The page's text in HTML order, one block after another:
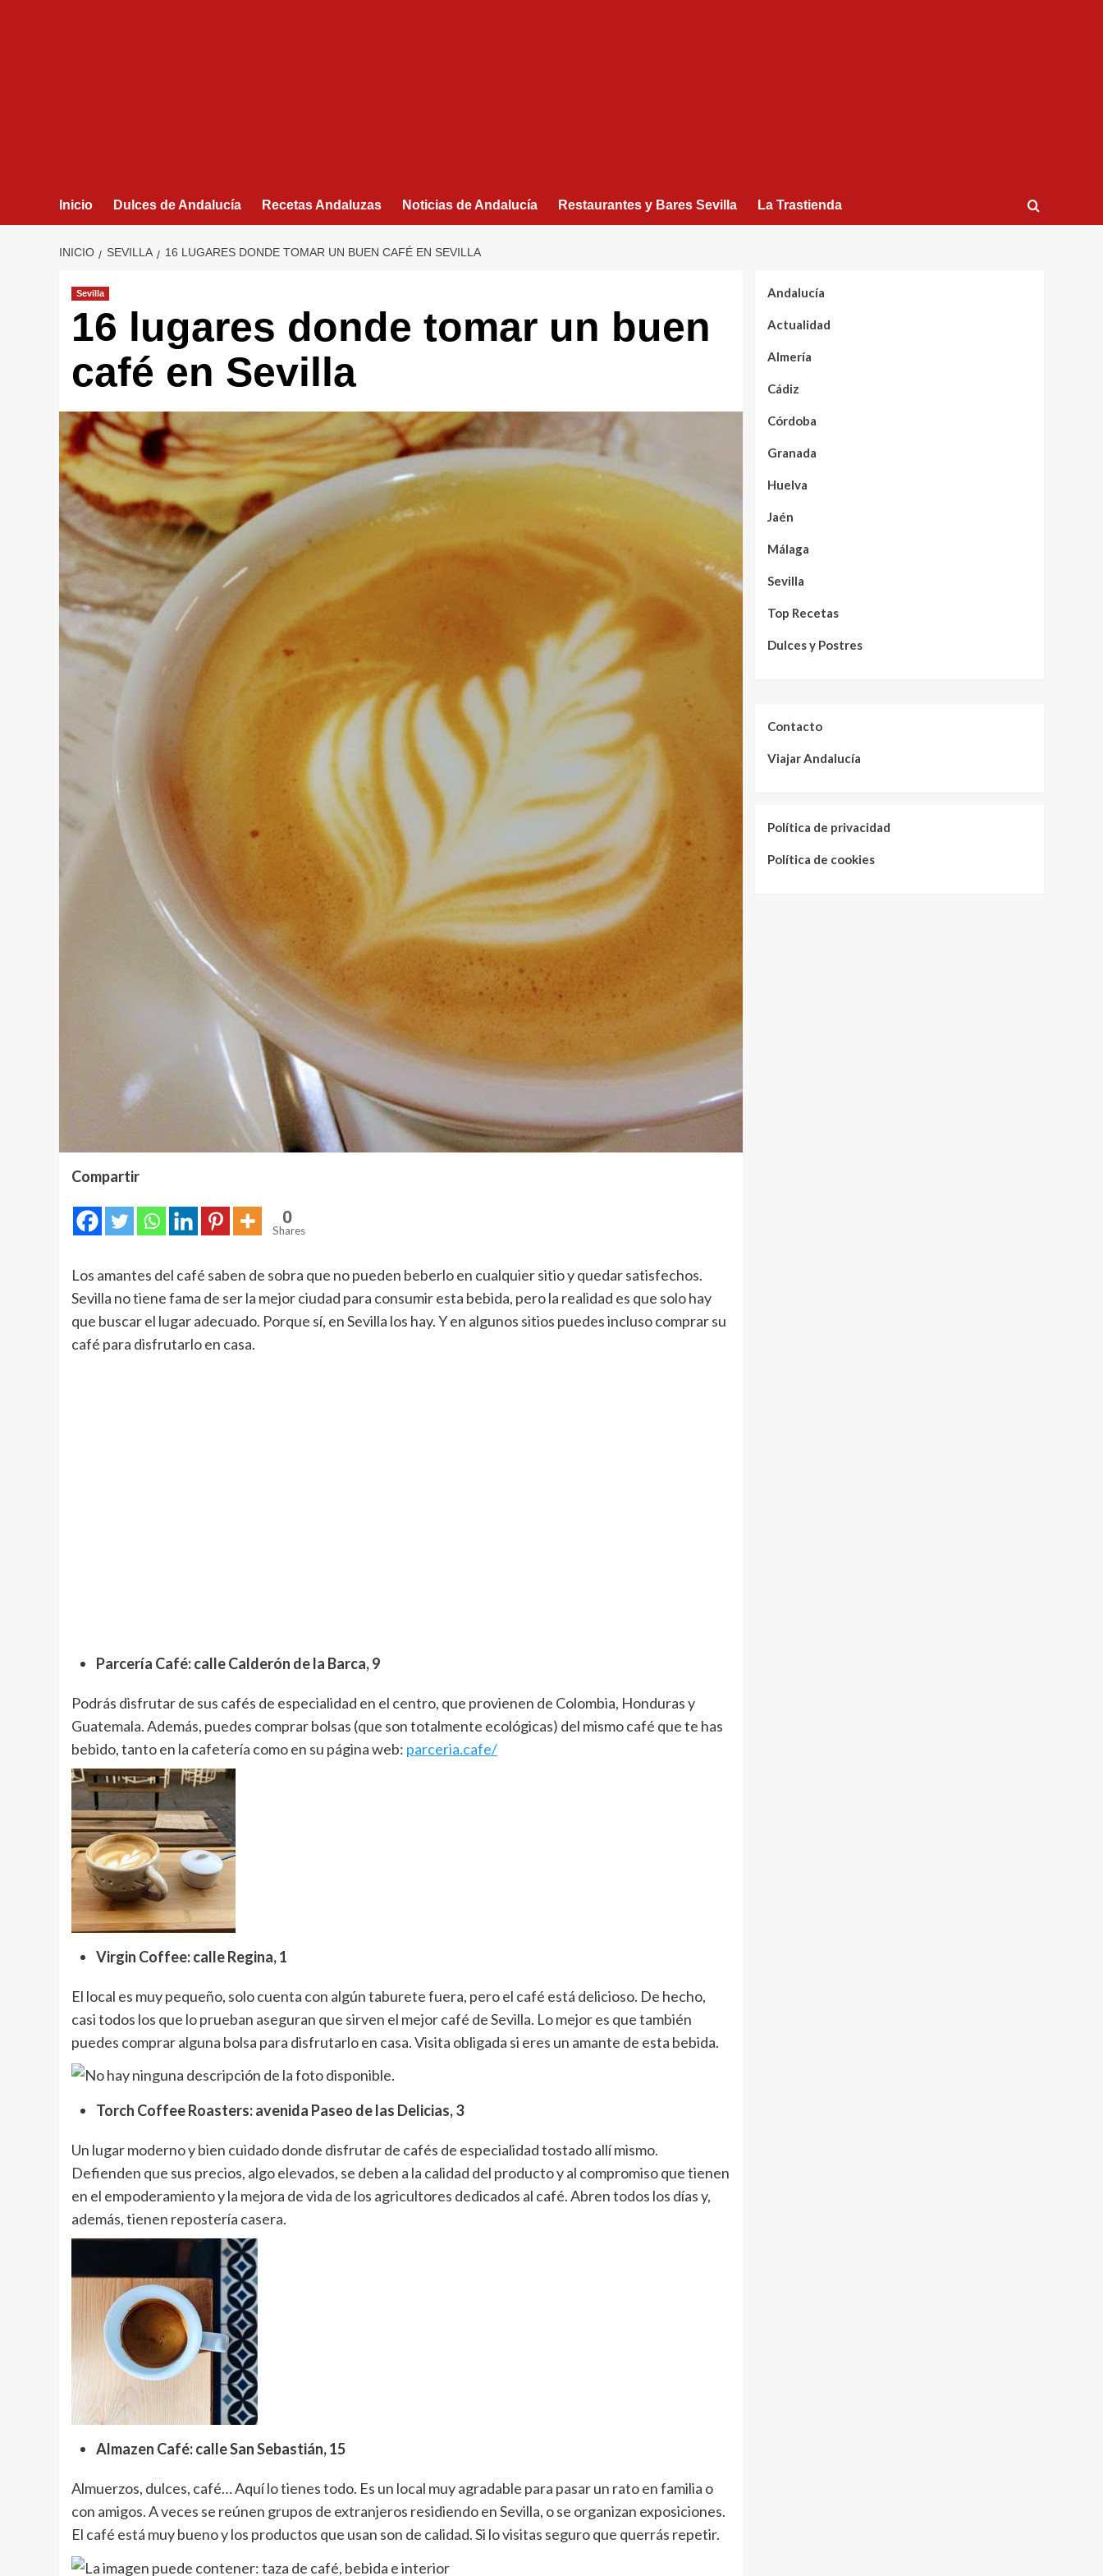
Inicio Dulces de Andalucía Recetas Andaluzas Noticias de Andalucía Restaurantes y Bares Sevilla La Trastienda
INICIO SEVILLA 16 LUGARES DONDE TOMAR UN BUEN CAFÉ EN SEVILLA
Sevilla
16 lugares donde tomar un buen
café en Sevilla
Compartir
0
Shares
Los amantes del café saben de sobra que no pueden beberlo en cualquier sitio y quedar satisfechos.
Sevilla no tiene fama de ser la mejor ciudad para consumir esta bebida, pero la realidad es que solo hay
que buscar el lugar adecuado. Porque sí, en Sevilla los hay. Y en algunos sitios puedes incluso comprar su
café para disfrutarlo en casa.
Parcería Café: calle Calderón de la Barca, 9
Podrás disfrutar de sus cafés de especialidad en el centro, que provienen de Colombia, Honduras y
Guatemala. Además, puedes comprar bolsas (que son totalmente ecológicas) del mismo café que te has
bebido, tanto en la cafetería como en su página web: parceria.cafe/
Virgin Coffee: calle Regina, 1
El local es muy pequeño, solo cuenta con algún taburete fuera, pero el café está delicioso. De hecho,
casi todos los que lo prueban aseguran que sirven el mejor café de Sevilla. Lo mejor es que también
puedes comprar alguna bolsa para disfrutarlo en casa. Visita obligada si eres un amante de esta bebida.
Torch Coffee Roasters: avenida Paseo de las Delicias, 3
Un lugar moderno y bien cuidado donde disfrutar de cafés de especialidad tostado allí mismo.
Defienden que sus precios, algo elevados, se deben a la calidad del producto y al compromiso que tienen
en el empoderamiento y la mejora de vida de los agricultores dedicados al café. Abren todos los días y,
además, tienen repostería casera.
Almazen Café: calle San Sebastián, 15
Almuerzos, dulces, café… Aquí lo tienes todo. Es un local muy agradable para pasar un rato en familia o
con amigos. A veces se reúnen grupos de extranjeros residiendo en Sevilla, o se organizan exposiciones.
El café está muy bueno y los productos que usan son de calidad. Si lo visitas seguro que querrás repetir.
Andalucía
Actualidad
Almería
Cádiz
Córdoba
Granada
Huelva
Jaén
Málaga
Sevilla
Top Recetas
Dulces y Postres
Contacto
Viajar Andalucía
Política de privacidad
Política de cookies